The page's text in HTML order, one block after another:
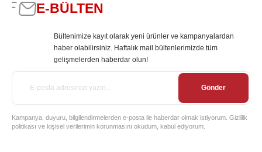
E-BÜLTEN
Bültenimize kayıt olarak yeni ürünler ve kampanyalardan
haber olabilirsiniz. Haftalık mail bültenlerimizde tüm
gelişmelerden haberdar olun!
Gönder
Kampanya, duyuru, bilgilendirmelerden e-posta ile haberdar olmak istiyorum. Gizlilik
politikası ve kişisel verilerimin korunmasını okudum, kabul ediyorum.